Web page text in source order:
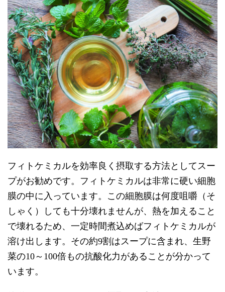
フィトケミカルを効率良く摂取する方法としてスー
プがお勧めです。フィトケミカルは非常に硬い細胞
膜の中に入っています。この細胞膜は何度咀嚼（そ
しゃく）しても十分壊れませんが、熱を加えること
で壊れるため、一定時間煮込めばフィトケミカルが
溶け出します。その約9割はスープに含まれ、生野
菜の10～100倍もの抗酸化力があることが分かって
います。